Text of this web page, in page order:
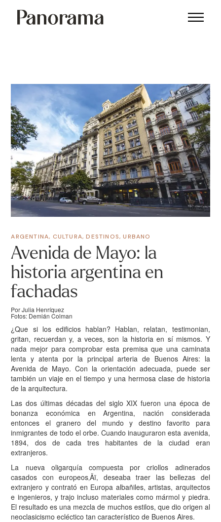
ARGENTINA, CULTURA,DESTINOS,URBANO
Avenida de Mayo: la
historia argentina en
fachadas
Por Julia Henríquez
Fotos: Demián Colman
¿Que si los edificios hablan? Hablan, relatan, testimonian,
gritan, recuerdan y, a veces, son la historia en sí mismos. Y
nada mejor para comprobar esta premisa que una caminata
lenta y atenta por la principal arteria de Buenos Aires: la
Avenida de Mayo. Con la orientación adecuada, puede ser
también un viaje en el tiempo y una hermosa clase de historia
de la arquitectura.
Las dos últimas décadas del siglo XIX fueron una época de
bonanza económica en Argentina, nación considerada
entonces el granero del mundo y destino favorito para
inmigrantes de todo el orbe. Cuando inauguraron esta avenida,
1894, dos de cada tres habitantes de la ciudad eran
extranjeros.
La nueva oligarquía compuesta por criollos adinerados
casados con europeos‚Äï, deseaba traer las bellezas del
extranjero y contrató en Europa albañiles, artistas, arquitectos
e ingenieros, y trajo incluso materiales como mármol y piedra.
El resultado es una mezcla de muchos estilos, que dio origen al
neoclasicismo ecléctico tan característico de Buenos Aires.